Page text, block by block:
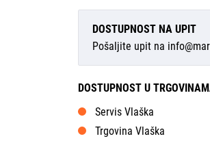
DOSTUPNOST NA UPIT
Pošaljite upit na
DOSTUPNOST U
Servis Vlaška
Trgovina Vlaška